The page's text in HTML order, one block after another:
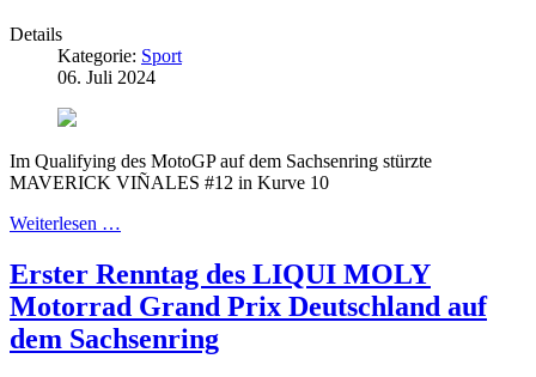
Details
Kategorie: Sport
06. Juli 2024
Im Qualifying des MotoGP auf dem Sachsenring stürzte
MAVERICK VIÑALES #12 in Kurve 10
Weiterlesen …
Erster Renntag des LIQUI MOLY
Motorrad Grand Prix Deutschland auf
dem Sachsenring